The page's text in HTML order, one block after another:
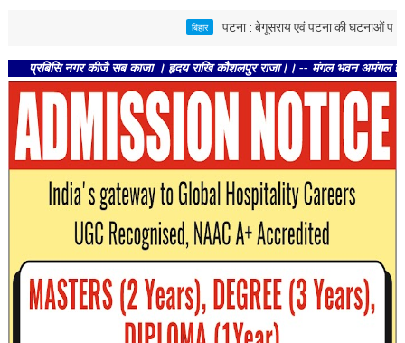
पटना : बेगूसराय एवं पटना की घटनाओं पर स्वास्थ्य
नगर कीजै सब काजा । हृदय राखि कौशलपुर राजा।। -- मंगल भवन अमंगल हारी।